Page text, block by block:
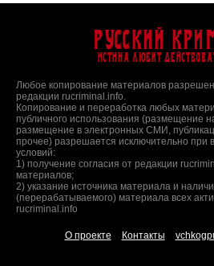
Русский
Истина любит
Любое копирование материалов
редакции rucriminal.info.
Копирование и переработка любых
публичного использования (размещение
размещение в электронных СМИ,
прочее) разрешается исключительно
условий:
1) получение согласия от редакции
материалов;
2) указание источника материала и
(перерабатываемого) материала всех
rucriminal.info
О проекте Контакты